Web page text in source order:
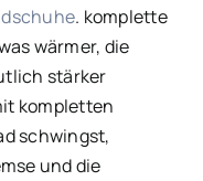
. komplette
wärmer, die
stärker
kompletten
schwingst,
und die